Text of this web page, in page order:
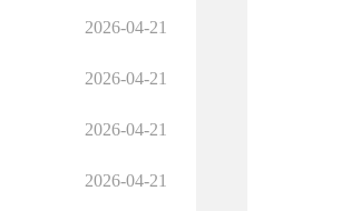
2026-04-21
2026-04-21
2026-04-21
2026-04-21